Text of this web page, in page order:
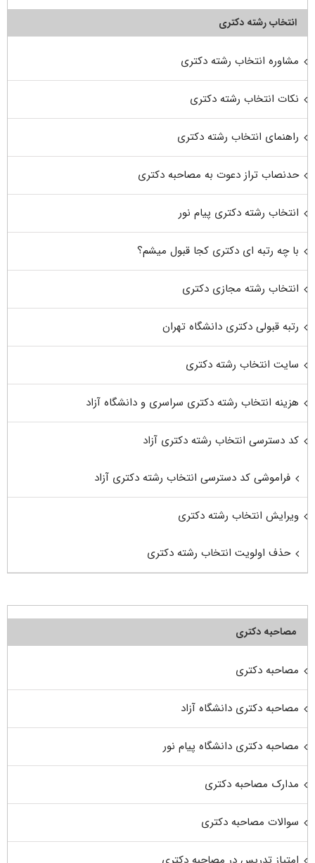
انتخاب رشته دکتری
مشاوره انتخاب رشته دکتری
نکات انتخاب رشته دکتری
راهنمای انتخاب رشته دکتری
حدنصاب تراز دعوت به مصاحبه دکتری
انتخاب رشته دکتری پیام نور
با چه رتبه ای دکتری کجا قبول میشم؟
انتخاب رشته مجازی دکتری
رتبه قبولی دکتری دانشگاه تهران
سایت انتخاب رشته دکتری
هزینه انتخاب رشته دکتری سراسری و دانشگاه آزاد
کد دسترسی انتخاب رشته دکتری آزاد
فراموشی کد دسترسی انتخاب رشته دکتری آزاد
ویرایش انتخاب رشته دکتری
حذف اولویت انتخاب رشته دکتری
مصاحبه دکتری
مصاحبه دکتری
مصاحبه دکتری دانشگاه آزاد
مصاحبه دکتری دانشگاه پیام نور
مدارک مصاحبه دکتری
سوالات مصاحبه دکتری